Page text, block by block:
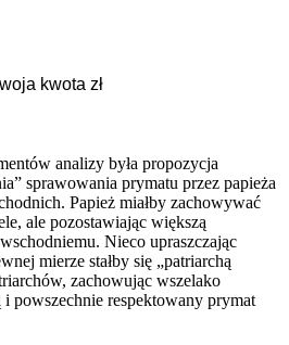
analizy była propozycja
sprawowania prymatu przez papieża
Papież miałby zachowywać
ale pozostawiając większą
Nieco upraszczając
mierze stałby się „patriarchą
zachowując wszelako
i powszechnie respektowany prymat